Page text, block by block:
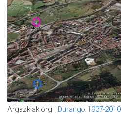
Argazkiak.org | Durango 1937-2010